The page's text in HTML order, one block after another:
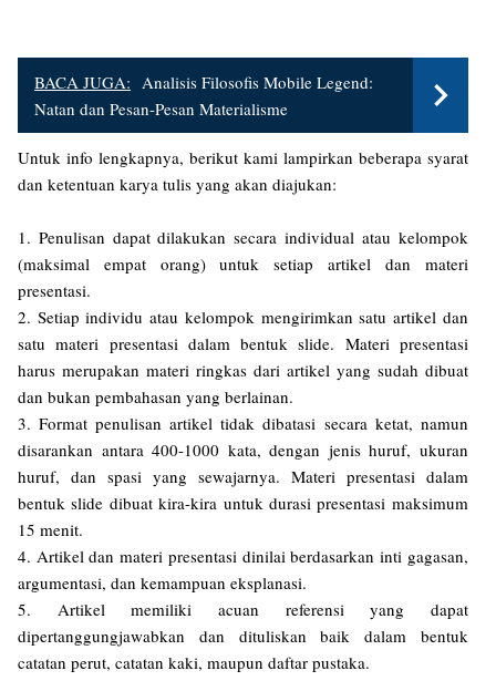
BACA JUGA: Analisis Filosofis Mobile Legend:
Natan dan Pesan-Pesan Materialisme
Untuk info lengkapnya, berikut kami lampirkan beberapa syarat
dan ketentuan karya tulis yang akan diajukan:
1. Penulisan dapat dilakukan secara individual atau kelompok
(maksimal empat orang) untuk setiap artikel dan materi
presentasi.
2. Setiap individu atau kelompok mengirimkan satu artikel dan
satu materi presentasi dalam bentuk slide. Materi presentasi
harus merupakan materi ringkas dari artikel yang sudah dibuat
dan bukan pembahasan yang berlainan.
3. Format penulisan artikel tidak dibatasi secara ketat, namun
disarankan antara 400-1000 kata, dengan jenis huruf, ukuran
huruf, dan spasi yang sewajarnya. Materi presentasi dalam
bentuk slide dibuat kira-kira untuk durasi presentasi maksimum
15 menit.
4. Artikel dan materi presentasi dinilai berdasarkan inti gagasan,
argumentasi, dan kemampuan eksplanasi.
5. Artikel memiliki acuan referensi yang dapat
dipertanggungjawabkan dan dituliskan baik dalam bentuk
catatan perut, catatan kaki, maupun daftar pustaka.